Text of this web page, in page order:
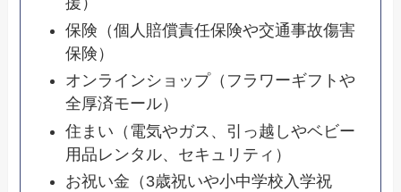
保険（個人賠償責任保険や交通事故傷害
保険）
オンラインショップ（フラワーギフトや
全厚済モール）
住まい（電気やガス、引っ越しやベビー
用品レンタル、セキュリティ）
お祝い金（3歳祝いや小中学校入学祝